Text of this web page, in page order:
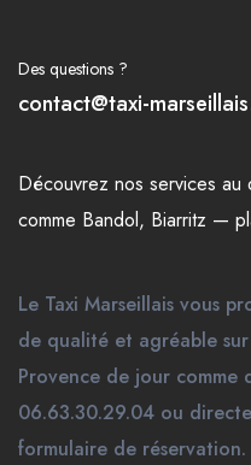
Des questions ?
contact@taxi-
Découvrez nos services au
comme Bandol, Biarritz —
Le Taxi Marseillais vous
de qualité et agréable
Provence de jour comme
06.63.30.29.04 ou
formulaire de réservation.